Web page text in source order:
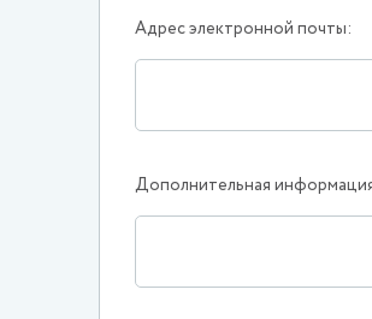
Адрес электронной почты:
Дополнительная